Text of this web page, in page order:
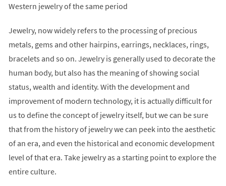
Western jewelry of the same period
Jewelry, now widely refers to the processing of precious
metals, gems and other hairpins, earrings, necklaces, rings,
bracelets and so on. Jewelry is generally used to decorate the
human body, but also has the meaning of showing social
status, wealth and identity. With the development and
improvement of modern technology, it is actually difficult for
us to define the concept of jewelry itself, but we can be sure
that from the history of jewelry we can peek into the aesthetic
of an era, and even the historical and economic development
level of that era. Take jewelry as a starting point to explore the
entire culture.